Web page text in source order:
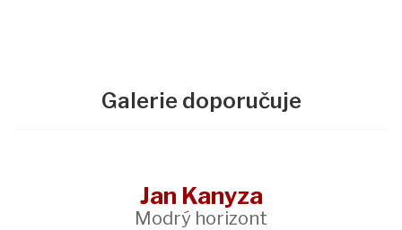
Galerie doporučuje
Jan Kanyza
Modrý horizont